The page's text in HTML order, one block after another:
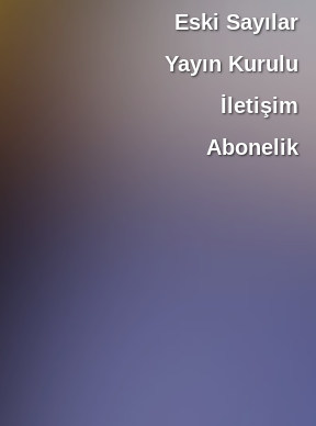
Eski Sayılar
Yayın Kurulu
İletişim
Abonelik